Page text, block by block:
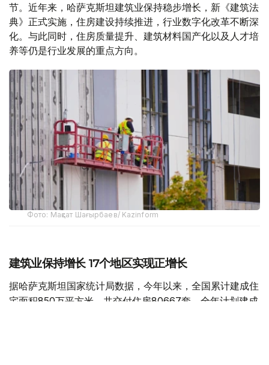
节。近年来，哈萨克斯坦建筑业保持稳步增长，新《建筑法
典》正式实施，住房建设持续推进，行业数字化改革不断深
化。与此同时，住房质量提升、建筑材料国产化以及人才培
养等仍是行业发展的重点方向。
Фото: Мақсат Шағырбаев/ Kazinform
建筑业保持增长 17个地区实现正增长
据哈萨克斯坦国家统计局数据，今年以来，全国累计建成住
宅面积850万平方米，共交付住房80667套，全年计划建成